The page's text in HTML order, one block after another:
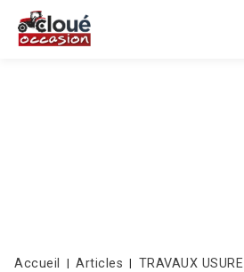
Mes favoris
Accueil Articles TRAVAUX USURE